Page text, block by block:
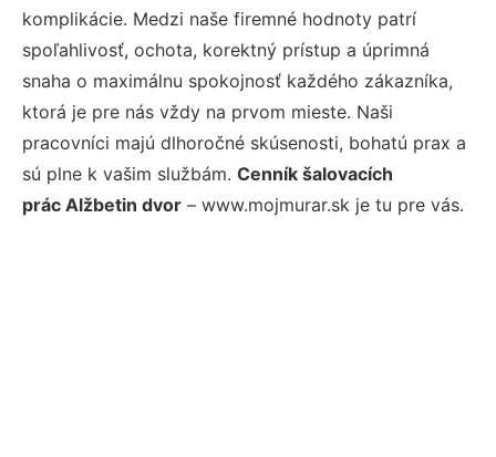
komplikácie. Medzi naše firemné hodnoty patrí
spoľahlivosť, ochota, korektný prístup a úprimná
snaha o maximálnu spokojnosť každého zákazníka,
ktorá je pre nás vždy na prvom mieste. Naši
pracovníci majú dlhoročné skúsenosti, bohatú prax a
sú plne k vašim službám. Cenník šalovacích
prác Alžbetin dvor – www.mojmurar.sk je tu pre vás.